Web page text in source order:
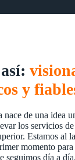
y
de una idea
los servicios
Estamos al
momento
seguimos día a